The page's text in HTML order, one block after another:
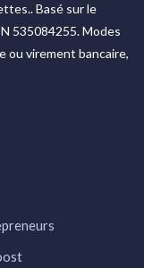
Basé sur le
535084255. Modes
ou virement bancaire,